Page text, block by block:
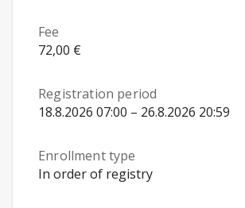
Fee
72,00 €
Registration period
18.8.2026 07:00 – 26.8.2026 20:59
Enrollment type
In order of registry